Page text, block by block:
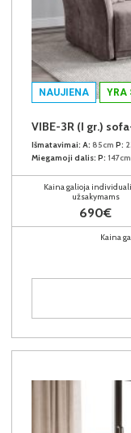
NAUJIENA YRA
VIBE-3R (I gr.)
Išmatavimai: A: 85cm P:
Miegamoji dalis: P: 147cm
Kaina galioja
užsakymams
690€
Kaina